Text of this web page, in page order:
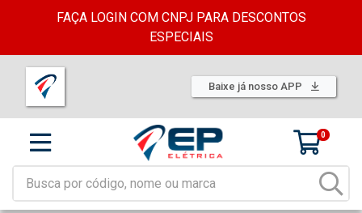
FAÇA LOGIN COM CNPJ PARA DESCONTOS
ESPECIAIS
Baixe já nosso APP
0